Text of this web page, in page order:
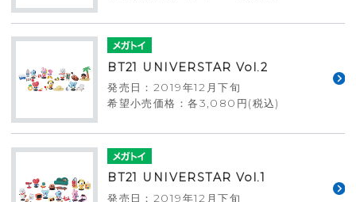
BT21 UNIVERSTAR Vol.2
発売日：2019年12月下旬
希望小売価格：各3,080円(税込)
BT21 UNIVERSTAR Vol.1
発売日：2019年12月下旬